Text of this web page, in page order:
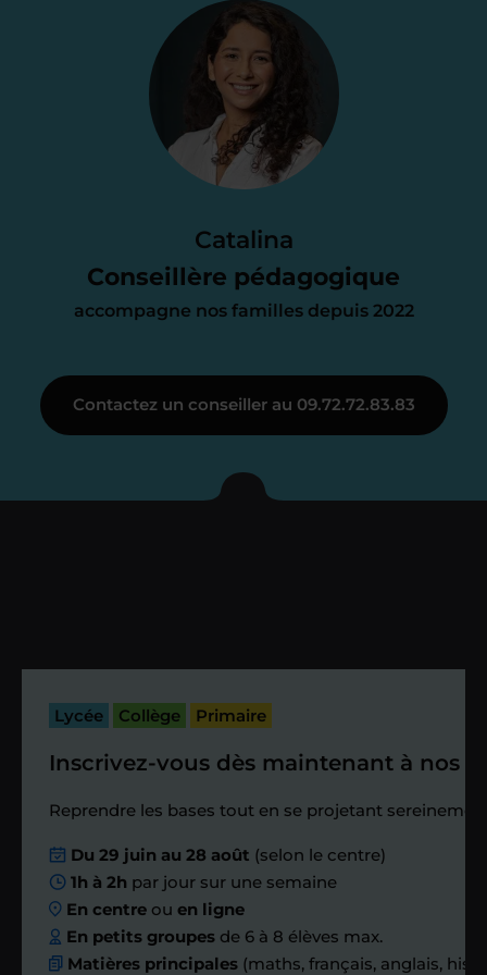
Catalina
Conseillère pédagogique
accompagne nos familles depuis 2022
Je vous envoie une
proposition
d’accompagnement
parfait. À partir de maintenant nous
nous occupons de tout.
Je vous présente votre
enseignant sous 72
passé.
Étape 4
Nous planifions
ensemble des
échanges réguliers
Contactez un conseiller au 09.72.72.83.83
Lycée Collège Primaire
Inscrivez-vous dès maintenant à nos
Reprendre les bases tout en se projetant
Du 29 juin au 28 août (selon le centre)
1h à 2h par jour sur une semaine
En centre ouen ligne
En petits groupes de 6 à 8 élèves max.
Matières principales (maths, français, anglais,